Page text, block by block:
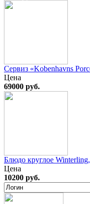
Сервиз «Kobenhavns
Цена
69000 руб.
Блюдо круглое
Цена
10200 руб.